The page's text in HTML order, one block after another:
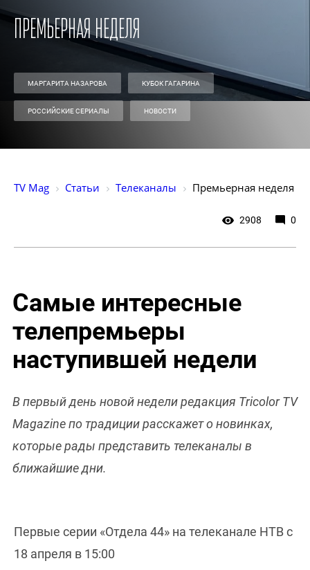
Премьерная неделя
МАРГАРИТА НАЗАРОВА КУБОК ГАГАРИНА
РОССИЙСКИЕ СЕРИАЛЫ НОВОСТИ
TV Mag Статьи Телеканалы Премьерная неделя
2908 0
Самые интересные
телепремьеры
наступившей недели
В первый день новой недели редакция Tricolor TV
Magazine по традиции расскажет о новинках,
которые рады представить телеканалы в
ближайшие дни.
Первые серии «Отдела 44» на телеканале НТВ с
18 апреля в 15:00